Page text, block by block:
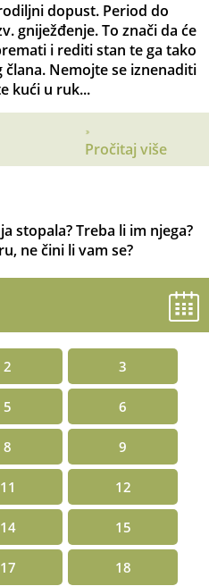
dopust. Period do
gniježđenje. To znači da će
i rediti stan te ga tako
Nemojte se iznenaditi
kući u ruk...
Pročitaj više
stopala? Treba li im njega?
ne čini li vam se?
2 3
5 6
8 9
11 12
14 15
17 18